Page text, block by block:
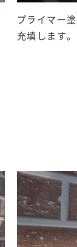
プライマー
充填します。